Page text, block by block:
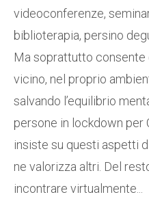
videoconferenze,
biblioterapia, persino
Ma soprattutto consente
vicino, nel proprio
salvando l’equilibrio
persone in lockdown per
insiste su questi aspetti
ne valorizza altri. Del
incontrare virtualmente...